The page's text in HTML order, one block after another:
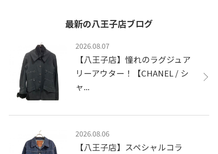
最新の八王子店ブログ
2026.08.07
【八王子店】憧れのラグジュア
リーアウター！【CHANEL / シ
ャ...
2026.08.06
【八王子店】スペシャルコラ